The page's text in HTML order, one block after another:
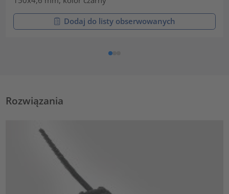
Dodaj do listy obserwowanych
Rozwiązania